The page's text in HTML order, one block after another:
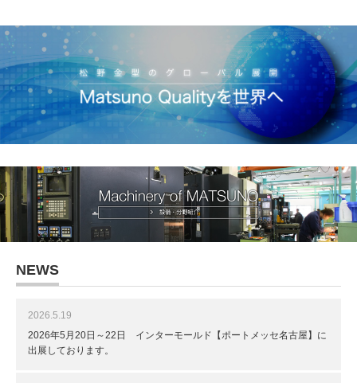
NEWS
2026.5.19
2026年5月20日～22日 インターモールド【ポートメッセ名古屋】に
出展しております。